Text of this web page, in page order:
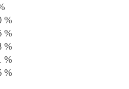
%
%
%
%
%